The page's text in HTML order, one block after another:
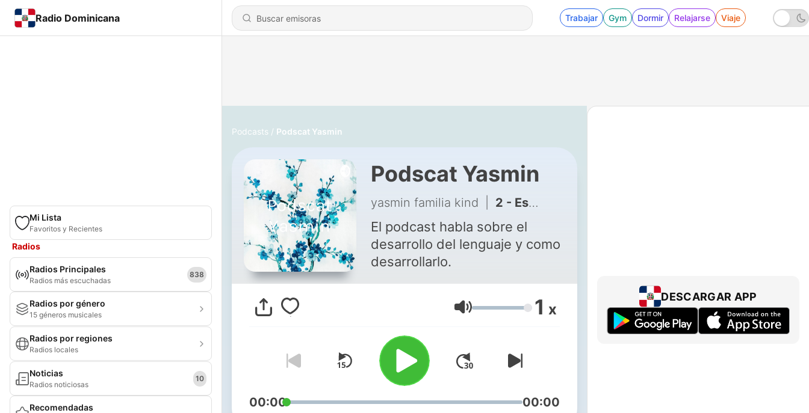
Radio Dominicana Trabajar Gym Dormir Relajarse Viaje
Mi Lista
Favoritos y Recientes
Radios
Radios Principales
Radios más escuchadas
838
Radios por género
15 géneros musicales
Radios por regiones
Radios locales
Noticias
Radios noticiosas
10
Recomendadas
Podcasts Podscat Yasmin
Podscat Yasmin
yasmin familia kind 2 - Este podcast trata sobre el desarrollo del lenguaje en los niños.
El podcast habla sobre el
desarrollo del lenguaje y como
desarrollarlo.
Volumen 1 x
00:00 00:00
DESCARGAR APP